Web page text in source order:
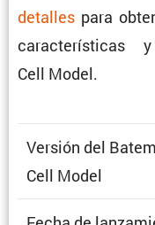
detalles para
carac­te­rís­ticas
Cell Model.
Versión del
Cell Model